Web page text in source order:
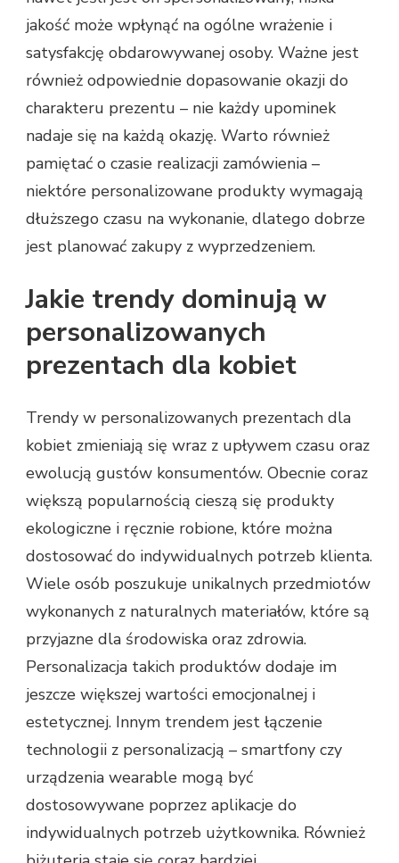
jakość może wpłynąć na ogólne wrażenie i
satysfakcję obdarowywanej osoby. Ważne jest
również odpowiednie dopasowanie okazji do
charakteru prezentu – nie każdy upominek
nadaje się na każdą okazję. Warto również
pamiętać o czasie realizacji zamówienia –
niektóre personalizowane produkty wymagają
dłuższego czasu na wykonanie, dlatego dobrze
jest planować zakupy z wyprzedzeniem.
Jakie trendy dominują w
personalizowanych
prezentach dla kobiet
Trendy w personalizowanych prezentach dla
kobiet zmieniają się wraz z upływem czasu oraz
ewolucją gustów konsumentów. Obecnie coraz
większą popularnością cieszą się produkty
ekologiczne i ręcznie robione, które można
dostosować do indywidualnych potrzeb klienta.
Wiele osób poszukuje unikalnych przedmiotów
wykonanych z naturalnych materiałów, które są
przyjazne dla środowiska oraz zdrowia.
Personalizacja takich produktów dodaje im
jeszcze większej wartości emocjonalnej i
estetycznej. Innym trendem jest łączenie
technologii z personalizacją – smartfony czy
urządzenia wearable mogą być
dostosowywane poprzez aplikacje do
indywidualnych potrzeb użytkownika. Również